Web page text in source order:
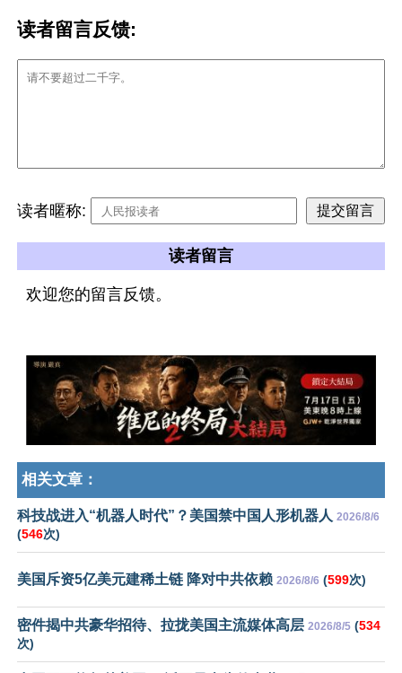
读者留言反馈:
读者暱称:
读者留言
欢迎您的留言反馈。
相关文章：
科技战进入“机器人时代”？美国禁中国人形机器人 2026/8/6
(546次)
美国斥资5亿美元建稀土链 降对中共依赖 2026/8/6 (599次)
密件揭中共豪华招待、拉拢美国主流媒体高层 2026/8/5 (534
次)